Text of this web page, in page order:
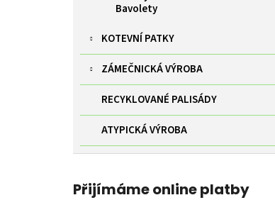
Bavolety
KOTEVNÍ PATKY
ZÁMEČNICKÁ VÝROBA
RECYKLOVANÉ PALISÁDY
ATYPICKÁ VÝROBA
Přijímáme online platby